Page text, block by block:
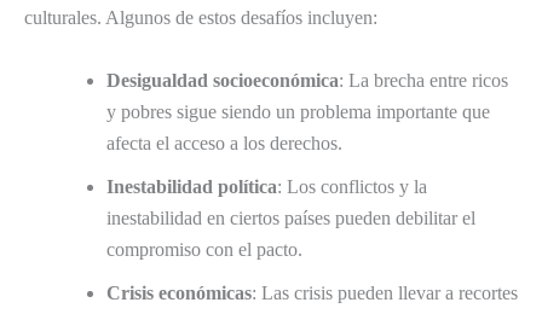
culturales. Algunos de estos desafíos incluyen:
Desigualdad socioeconómica: La brecha entre ricos
y pobres sigue siendo un problema importante que
afecta el acceso a los derechos.
Inestabilidad política: Los conflictos y la
inestabilidad en ciertos países pueden debilitar el
compromiso con el pacto.
Crisis económicas: Las crisis pueden llevar a recortes